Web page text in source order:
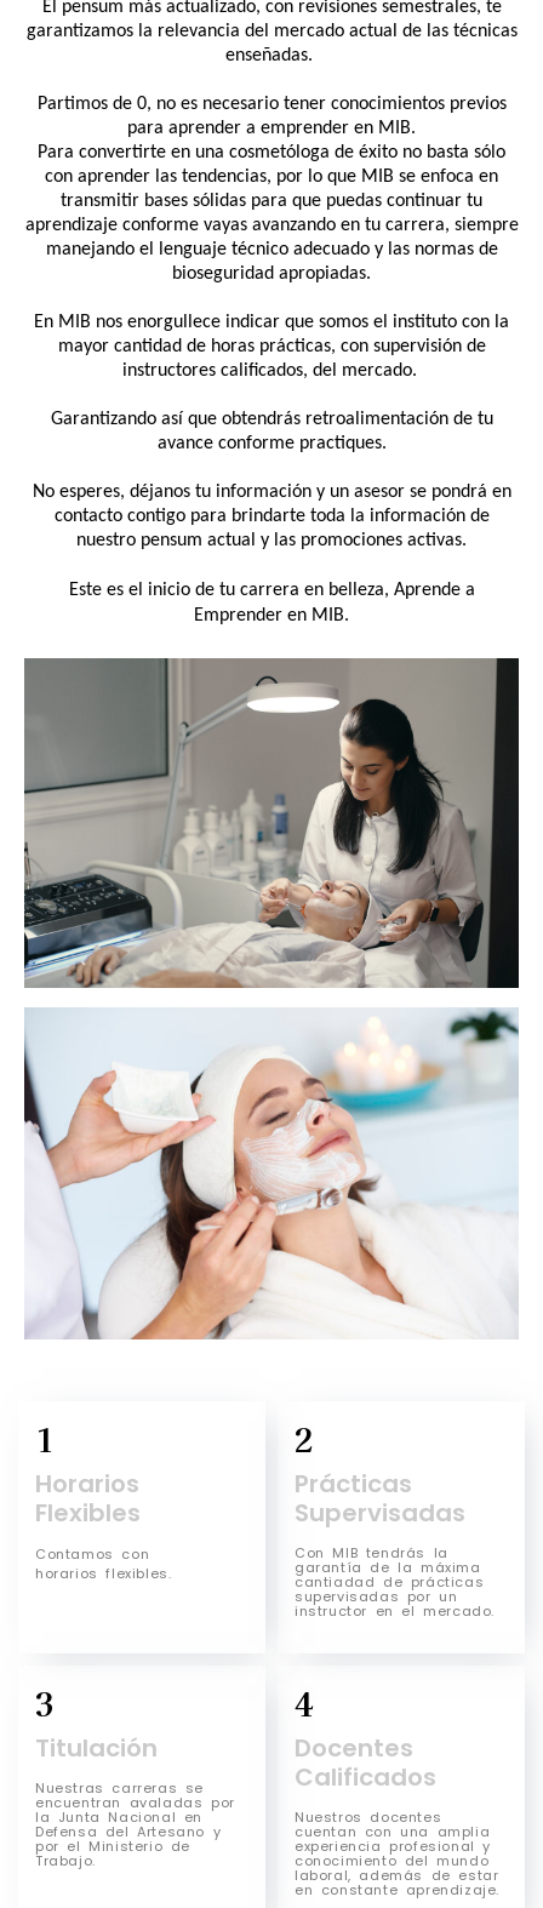
El pensum más actualizado, con revisiones semestrales, te
garantizamos la relevancia del mercado actual de las técnicas
enseñadas.
Partimos de 0, no es necesario tener conocimientos previos
para aprender a emprender en MIB.
Para convertirte en una cosmetóloga de éxito no basta sólo
con aprender las tendencias, por lo que MIB se enfoca en
transmitir bases sólidas para que puedas continuar tu
aprendizaje conforme vayas avanzando en tu carrera, siempre
manejando el lenguaje técnico adecuado y las normas de
bioseguridad apropiadas.
En MIB nos enorgullece indicar que somos el instituto con la
mayor cantidad de horas prácticas, con supervisión de
instructores calificados, del mercado.
Garantizando así que obtendrás retroalimentación de tu
avance conforme practiques.
No esperes, déjanos tu información y un asesor se pondrá en
contacto contigo para brindarte toda la información de
nuestro pensum actual y las promociones activas.
Este es el inicio de tu carrera en belleza, Aprende a
Emprender en MIB.
1
Horarios
Flexibles
Contamos con
horarios flexibles.
2
Prácticas
Supervisadas
Con MIB tendrás la
garantía de la máxima
cantiadad de prácticas
supervisadas por un
instructor en el mercado.
3
Titulación
Nuestras carreras se
encuentran avaladas por
la Junta Nacional en
Defensa del Artesano y
por el Ministerio de
Trabajo.
4
Docentes
Calificados
Nuestros docentes
cuentan con una amplia
experiencia profesional y
conocimiento del mundo
laboral, además de estar
en constante aprendizaje.